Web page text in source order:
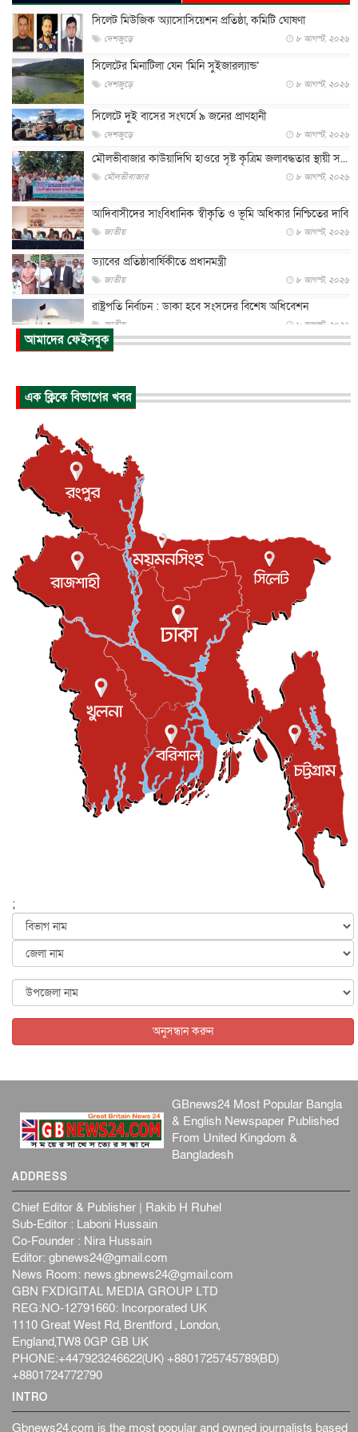
সিলেট মিউজিক অ্যাসোসিয়েশন প্রতিষ্ঠা, কমিটি ঘোষণা
দেশজুড়ে ৮ আগস্ট, ২০২৬
সিলেটের মিনাটিলা যেন ‘মিনি সুইজারল্যান্ড’
দেশজুড়ে ৮ আগস্ট, ২০২৬
সিলেটে দুই বাসের সংঘর্ষে ৯ জনের প্রাণহানী
দেশজুড়ে ৮ আগস্ট, ২০২৬
মৌলভীবাজার কাউয়াদিঘি হাওরে সৃষ্ট কৃত্রিম জলাবদ্ধতার স্থায়ী স...
মৌলভীবাজার ৮ আগস্ট, ২০২৬
আদিবাসীদের সাংবিধানিক স্বীকৃতি ও ভূমি অধিকার নিশ্চিতের দাবি
জাতীয় ৮ আগস্ট, ২০২৬
ড্যাবের প্রতিষ্ঠাবার্ষিকীতে প্রধানমন্ত্রী
জাতীয় ৮ আগস্ট, ২০২৬
রাষ্ট্রপতি নির্বাচন : ডাকা হবে সংসদের বিশেষ অধিবেশন
জাতীয় ৮ আগস্ট, ২০২৬
প্রধানমন্ত্রীর সঙ্গে সাক্ষাতে খুদে শিল্পী অনুশ্রী রায়ের স্বপ...
পাকিস্তান-তুরস্কের সঙ্গে প্রতিরক্ষা চুক্তি সৌদি আরবকে কতটা ন...
যুক্তরাজ্যে গ্রুমিং কেলেঙ্কারি : পাকিস্তানির অপরাধে অস্বস্তি...
আন্তর্জাতিক
বিরোধ কাটিয়ে কূটনৈতিক সম্পর্ক পুনঃস্থাপন করছে মেক্সিকো ও
আন্তর্জাতিক
এবার ওটিটিতে মুক্তি পেল ‘মালিক’
বিনোদন ৮ আগস্ট, ২০২৬
রিয়ালকে ‘না’ বলা রদ্রির জন্য বার্সার কাছে কত চাইল ম্যানসিটি
খেলাধুলা
শিল্পকলায় চলচ্চিত্র উৎসব, বিনা মূল্যে দেখা যাবে ৬ সিনেমা
বিনোদন ৮ আগস্ট, ২০২৬
ইস্ট লন্ডন মসজিদের জুমার খুতবা : “কুরআন হোক জীবন দেখার
লেন্স...
ইসলাম ও জীবন ৭ আগস্ট, ২০২৬
সিলেটের কন্যা মোহিনী রশিদ এনওয়াইপিডির উচ্চপদস্থ কর্মকর্তা
দেশজুড়ে ৬ আগস্ট, ২০২৬
আজ থেকে সবার জন্য উন্মুক্ত জুলাই স্মৃতি জাদুঘর
৬ আগস্ট, ২০২৬
৬ আগস্ট, ২০২৬
জুলাইয়ের কৃতিত্ব নেওয়ার জন্য সবাই প্রতিযোগিতায় নেমেছে :
৬ আগস্ট, ২০২৬
৬ আগস্ট, ২০২৬
আমাদের ফেইসবুক
এক ক্লিকে বিভাগের খবর
;
অনুসন্ধান করুন
GBnews24 Most Popular Bangla
& English Newspaper Published
From United Kingdom &
Bangladesh
ADDRESS
Chief Editor & Publisher | Rakib H Ruhel
Sub-Editor : Laboni Hussain
Co-Founder : Nira Hussain
Editor: gbnews24@gmail.com
News Room: news.gbnews24@gmail.com
GBN FXDIGITAL MEDIA GROUP LTD
REG:NO-12791660: Incorporated UK
1110 Great West Rd, Brentford , London,
England,TW8 0GP GB UK
PHONE:+447923246622(UK) +8801725745789(BD)
+8801724772790
INTRO
Gbnews24.com is the most popular and owned journalists based